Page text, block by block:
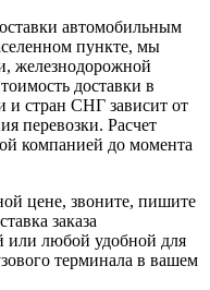
автомобильным
пункте, мы
железнодорожной
доставки в
и стран СНГ зависит от
перевозки. Расчет
компанией до момента
цене, звоните, пишите
заказа
или любой удобной для
терминала в вашем